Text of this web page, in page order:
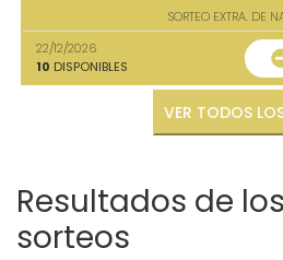
SORTEO EXTRA. DE
22/12/2026
10 DISPONIBLES
Resultados de
sorteos